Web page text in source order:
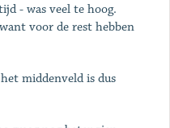
- was veel te hoog.
voor de rest hebben
middenveld is dus